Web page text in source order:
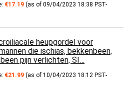
€17.19 (as of 09/04/2023 18:38 PST-
heupgordel voor
die ischias, bekkenbeen,
pijn verlichten, SI…
€21.99 (as of 10/04/2023 18:12 PST-